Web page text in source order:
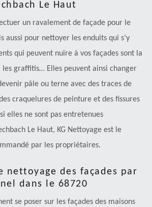
Le Haut
un ravalement de façade pour le
aussi pour nettoyer les enduits qui s’y
qui peuvent nuire à vos façades sont la
graffitis… Elles peuvent ainsi changer
pâle ou terne avec des traces de
craquelures de peinture et des fissures
elles ne sont pas entretenues
Le Haut, KG Nettoyage est le
par les propriétaires.
nettoyage des façades par
dans le 68720
se poser sur les façades des maisons